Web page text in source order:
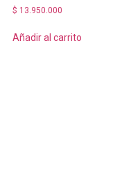
$ 13.950.000
Añadir al carrito